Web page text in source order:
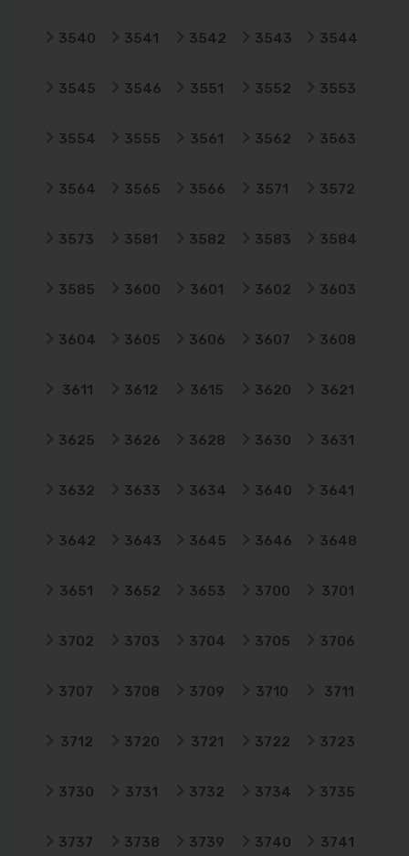
3540 3541 3542 3543 3544
3545 3546 3551 3552 3553
3554 3555 3561 3562 3563
3564 3565 3566 3571 3572
3573 3581 3582 3583 3584
3585 3600 3601 3602 3603
3604 3605 3606 3607 3608
3611 3612 3615 3620 3621
3625 3626 3628 3630 3631
3632 3633 3634 3640 3641
3642 3643 3645 3646 3648
3651 3652 3653 3700 3701
3702 3703 3704 3705 3706
3707 3708 3709 3710 3711
3712 3720 3721 3722 3723
3730 3731 3732 3734 3735
3737 3738 3739 3740 3741